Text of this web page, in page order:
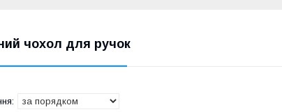
чохол для ручок